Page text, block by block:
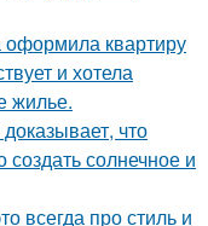
квартиру
и хотела
жилье.
что
солнечное и
всегда про стиль и